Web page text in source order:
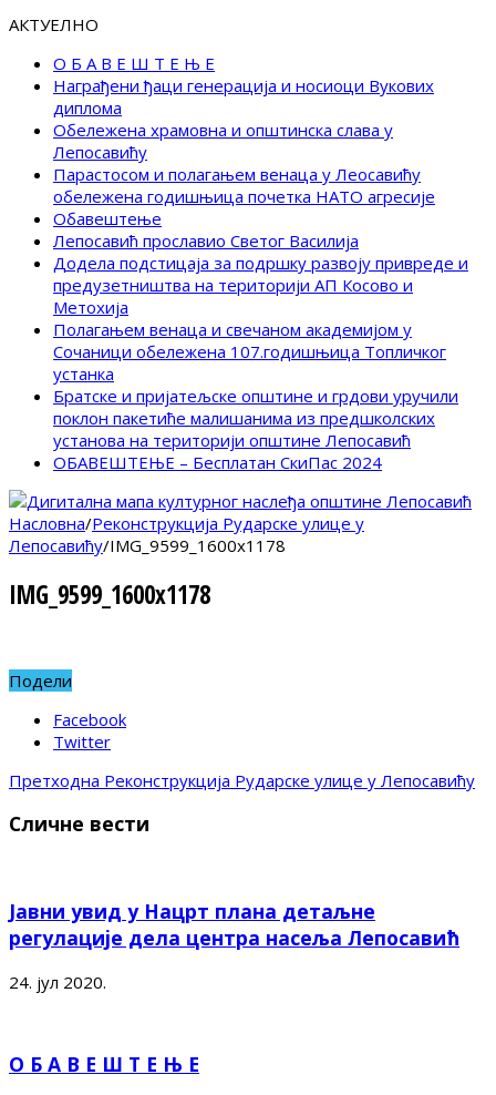
АКТУЕЛНО
О Б А В Е Ш Т Е Њ Е
Награђени ђаци генерација и носиоци Вукових
диплома
Обележена храмовна и општинска слава у
Лепосавићу
Парастосом и полагањем венаца у Леосавићу
обележена годишњица почетка НАТО агресије
Обавештење
Лепосавић прославио Светог Василија
Додела подстицаја за подршку развоју привреде и
предузетништва на територији АП Косово и
Метохија
Полагањем венаца и свечаном академијом у
Сочаници обележена 107.годишњица Топличког
устанка
Братске и пријатељске општине и грдови уручили
поклон пакетиће малишанима из предшколских
установа на територији општине Лепосавић
ОБАВЕШТЕЊЕ – Бесплатан СкиПас 2024
Насловна/Реконструкција Рударске улице у
Лепосавићу/IMG_9599_1600x1178
IMG_9599_1600x1178
Подели
Facebook
Twitter
Претходна Реконструкција Рударске улице у Лепосавићу
Сличне вести
Јавни увид у Нацрт плана детаљне
регулације дела центра насеља Лепосавић
24. јул 2020.
О Б А В Е Ш Т Е Њ Е